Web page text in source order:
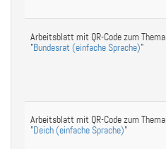
Arbeitsblatt mit QR-Code zum Thema
"Bundesrat (einfache Sprache)"
Arbeitsblatt mit QR-Code zum Thema
"Deich (einfache Sprache)"